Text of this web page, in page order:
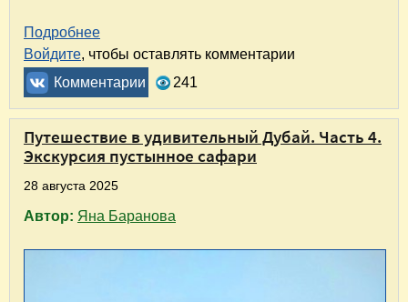
Подробнее
Войдите, чтобы оставлять комментарии
Комментарии
241
Путешествие в удивительный Дубай. Часть 4.
Экскурсия пустынное сафари
28 августа 2025
Автор: Яна Баранова